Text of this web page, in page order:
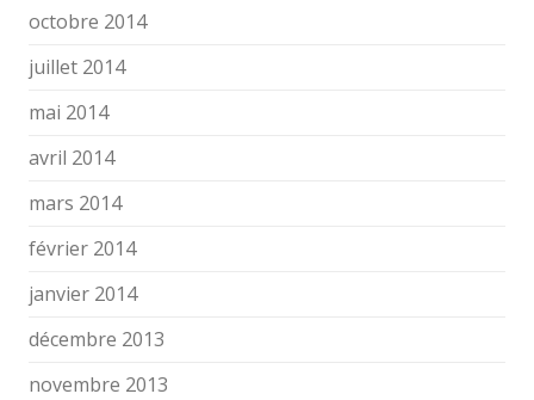
octobre 2014
juillet 2014
mai 2014
avril 2014
mars 2014
février 2014
janvier 2014
décembre 2013
novembre 2013